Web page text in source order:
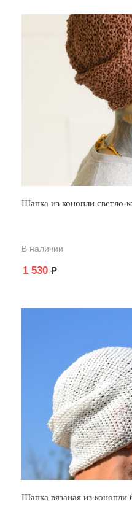
Шапка из конопли светло-
В наличии
1 530 Р
Шапка вязаная из конопли